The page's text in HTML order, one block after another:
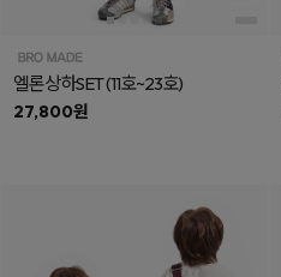
엘론상하SET(11호~23호)
27,800원